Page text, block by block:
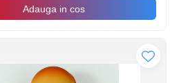
Adauga in cos